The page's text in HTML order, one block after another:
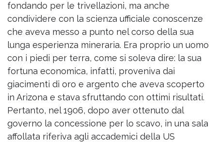
fondando per le trivellazioni, ma anche
condividere con la scienza ufficiale conoscenze
che aveva messo a punto nel corso della sua
lunga esperienza mineraria. Era proprio un uomo
con i piedi per terra, come si soleva dire: la sua
fortuna economica, infatti, proveniva dai
giacimenti di oro e argento che aveva scoperto
in Arizona e stava sfruttando con ottimi risultati.
Pertanto, nel 1906, dopo aver ottenuto dal
governo la concessione per lo scavo, in una sala
affollata riferiva agli accademici della US